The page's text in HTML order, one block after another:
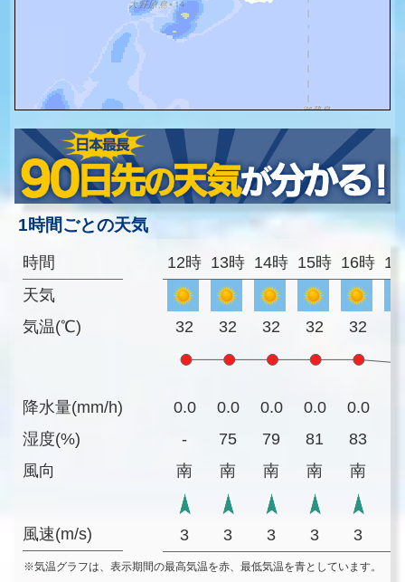
1時間ごとの天気
時間
天気
気温(℃)
降水量(mm/h)
湿度(%)
風向
風速(m/s)
12時 13時 14時 15時 16時
32 32 32 32 32
0.0 0.0 0.0 0.0 0.0
-
75 79 81 83
南
南 南 南 南
3 3 3 3 3
※気温グラフは、表示期間の最高気温を赤、最低気温を青としています。